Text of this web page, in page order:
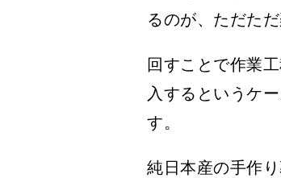
るのが、ただただ
回すことで作業
入するというケ
す。
純日本産の手作